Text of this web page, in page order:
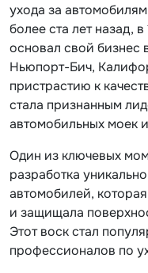
ухода за
более ста лет назад,
основал свой бизнес
Ньюпорт-Бич,
пристрастию к
стала признанным
автомобильных моек
Один из ключевых
разработка
автомобилей,
и защищала
Этот воск стал
профессионалов по